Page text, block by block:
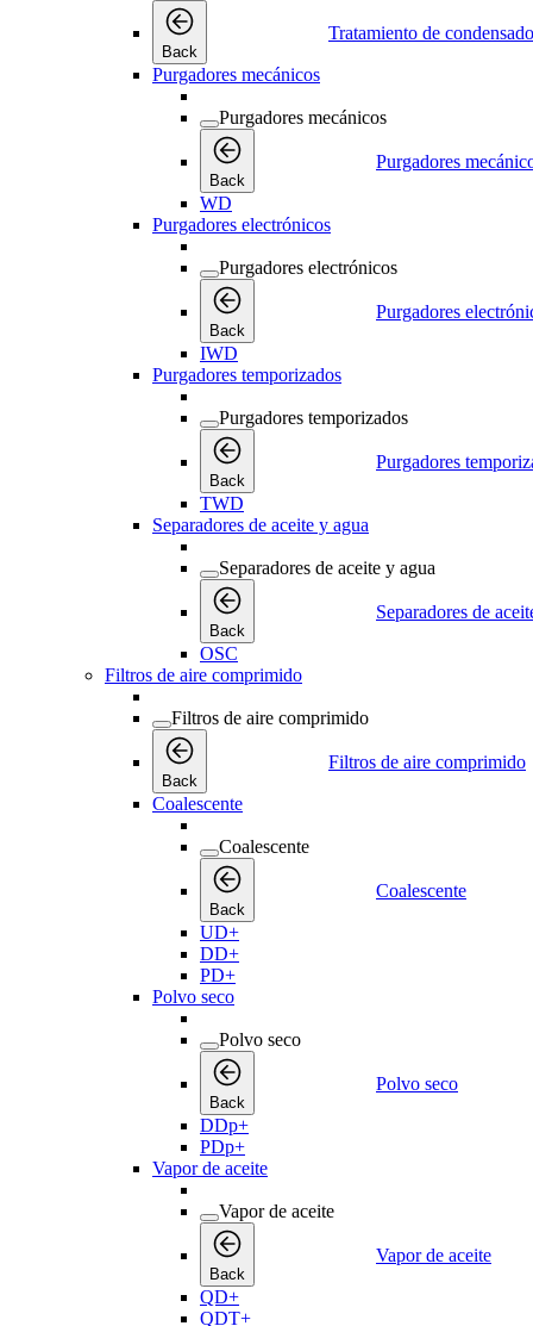
Back
Tratamiento de
Purgadores mecánicos
Purgadores mecánicos
Back
Purgadores
WD
Purgadores electrónicos
Purgadores electrónicos
Back
Purgadores
IWD
Purgadores temporizados
Purgadores temporizados
Back
Purgadores
TWD
Separadores de aceite y agua
Separadores de aceite y agua
Back
Separadores de
OSC
Filtros de aire comprimido
Filtros de aire comprimido
Back
Filtros de aire comprimido
Coalescente
Coalescente
Back
Coalescente
UD+
DD+
PD+
Polvo seco
Polvo seco
Back
Polvo seco
DDp+
PDp+
Vapor de aceite
Vapor de aceite
Back
Vapor de aceite
QD+
QDT+